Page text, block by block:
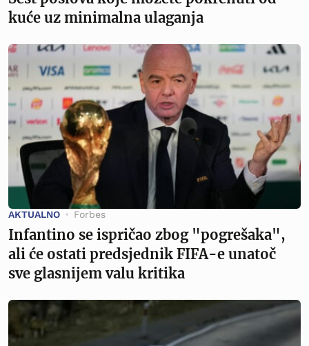
kuće uz minimalna ulaganja
AKTUALNO Forbes
Infantino se ispričao zbog "pogrešaka",
ali će ostati predsjednik FIFA-e unatoč
sve glasnijem valu kritika